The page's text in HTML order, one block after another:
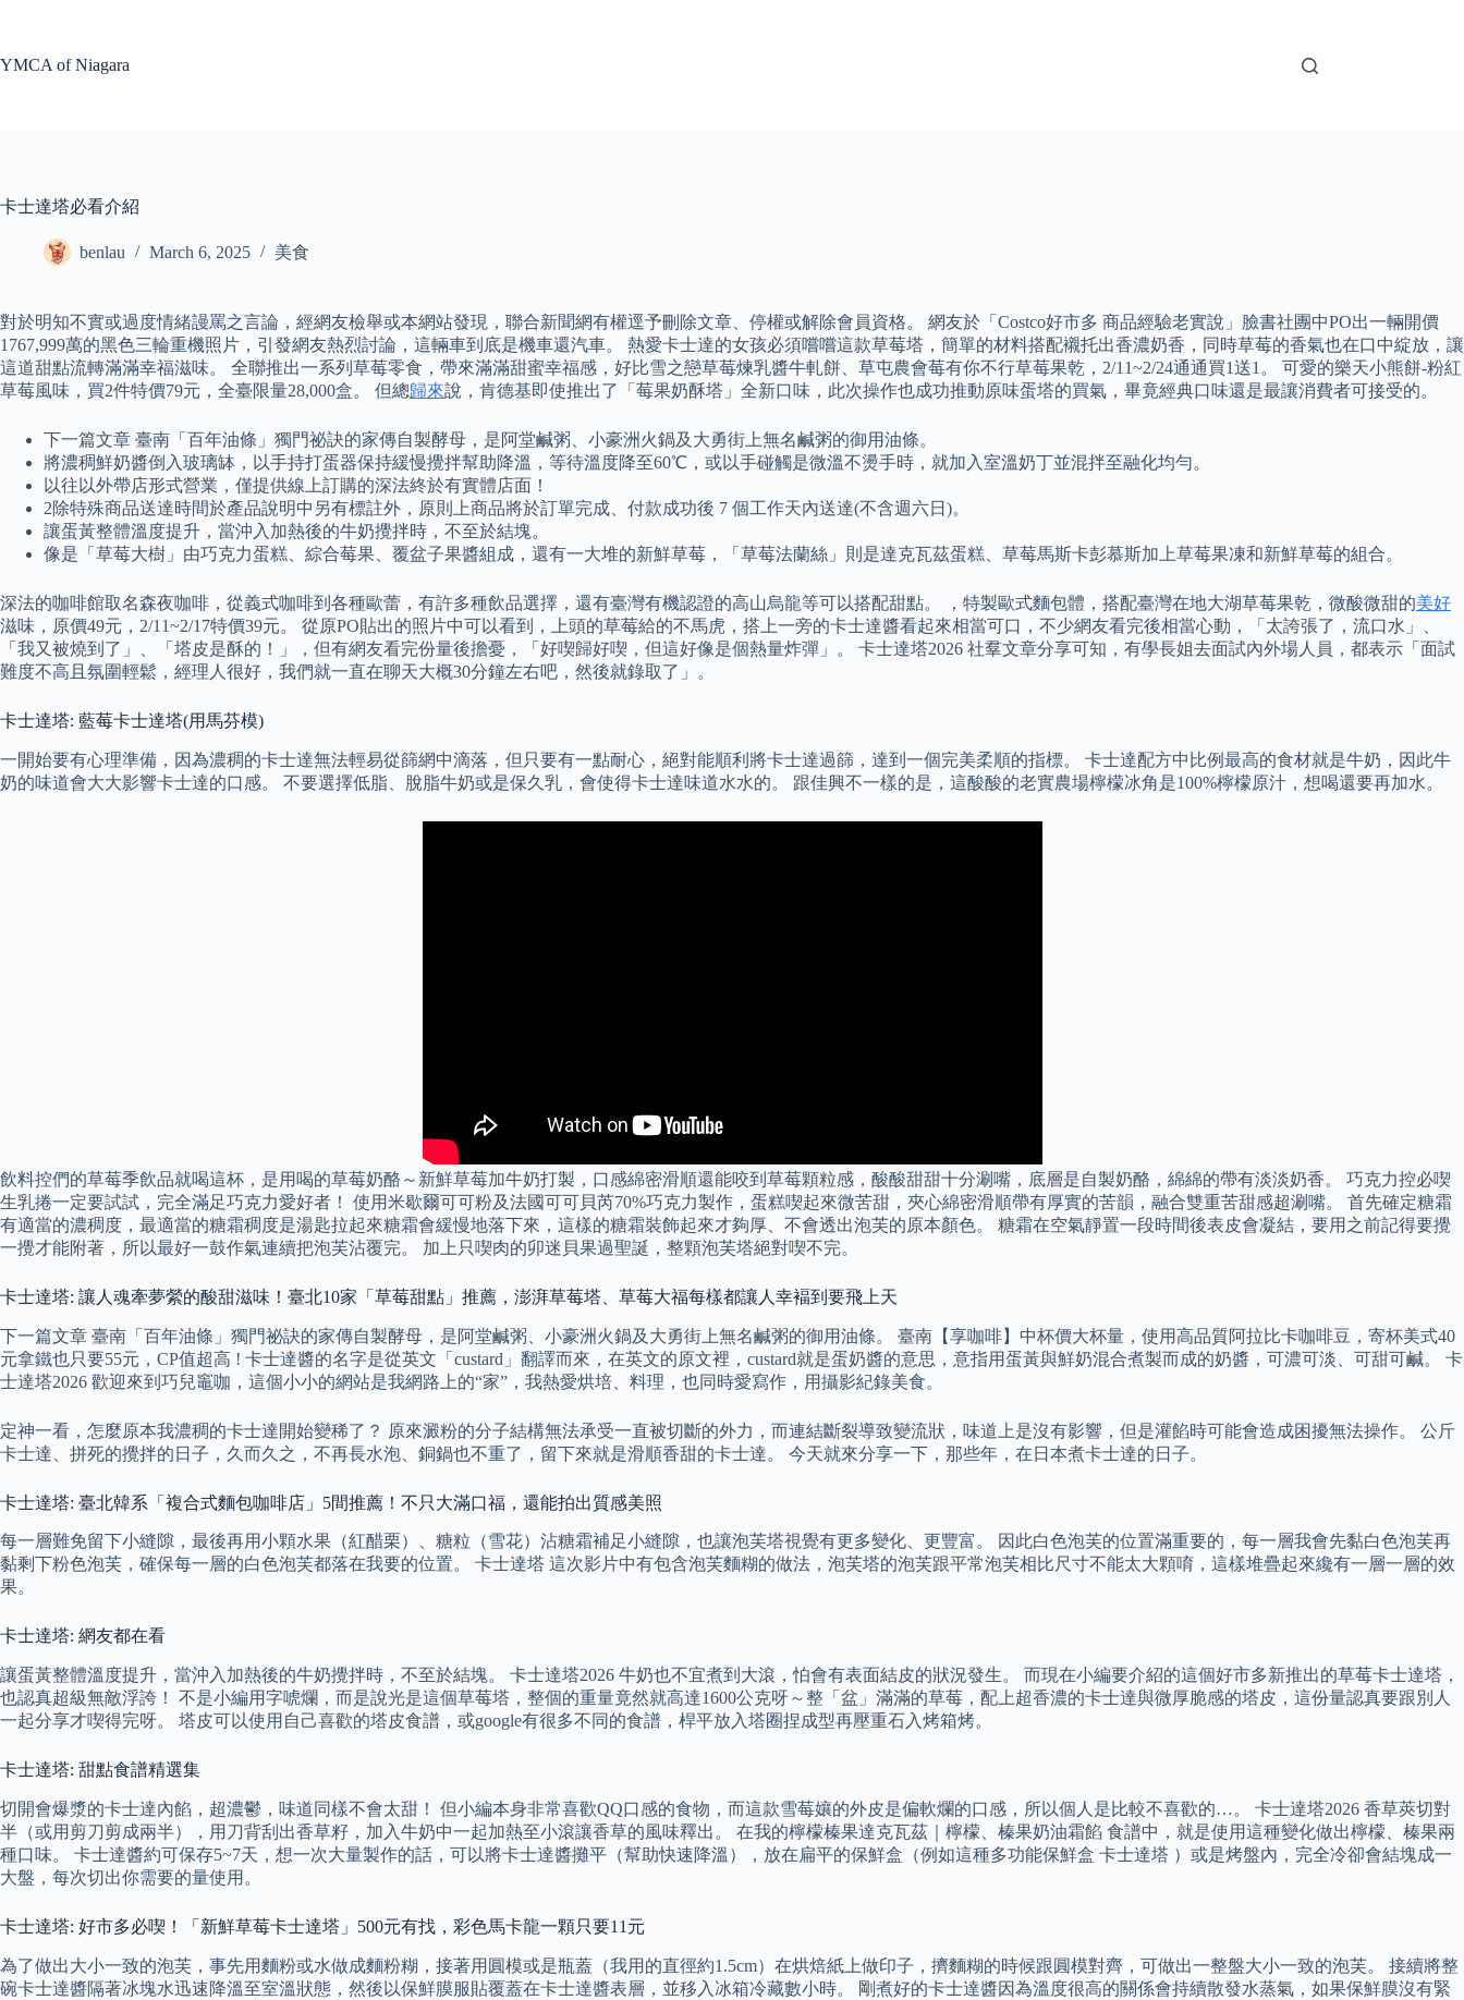
YMCA of Niagara
卡士達塔必看介紹
benlau March 6, 2025 美食
對於明知不實或過度情緒謾罵之言論，經網友檢舉或本網站發現，聯合新聞網有權逕予刪除文章、停權或解除會員資格。 網友於「Costco好市多 商品經驗老實說」臉書社團中PO出一輛開價
1767,999萬的黑色三輪重機照片，引發網友熱烈討論，這輛車到底是機車還汽車。 熱愛卡士達的女孩必須嚐嚐這款草莓塔，簡單的材料搭配襯托出香濃奶香，同時草莓的香氣也在口中綻放，讓
這道甜點流轉滿滿幸福滋味。 全聯推出一系列草莓零食，帶來滿滿甜蜜幸福感，好比雪之戀草莓煉乳醬牛軋餅、草屯農會莓有你不行草莓果乾，2/11~2/24通通買1送1。 可愛的樂天小熊餅-粉紅
草莓風味，買2件特價79元，全臺限量28,000盒。 但總歸來說，肯德基即使推出了「莓果奶酥塔」全新口味，此次操作也成功推動原味蛋塔的買氣，畢竟經典口味還是最讓消費者可接受的。
下一篇文章 臺南「百年油條」獨門祕訣的家傳自製酵母，是阿堂鹹粥、小豪洲火鍋及大勇街上無名鹹粥的御用油條。
將濃稠鮮奶醬倒入玻璃缽，以手持打蛋器保持緩慢攪拌幫助降溫，等待溫度降至60℃，或以手碰觸是微溫不燙手時，就加入室溫奶丁並混拌至融化均勻。
以往以外帶店形式營業，僅提供線上訂購的深法終於有實體店面！
2除特殊商品送達時間於產品說明中另有標註外，原則上商品將於訂單完成、付款成功後 7 個工作天內送達(不含週六日)。
讓蛋黃整體溫度提升，當沖入加熱後的牛奶攪拌時，不至於結塊。
像是「草莓大樹」由巧克力蛋糕、綜合莓果、覆盆子果醬組成，還有一大堆的新鮮草莓，「草莓法蘭絲」則是達克瓦茲蛋糕、草莓馬斯卡彭慕斯加上草莓果凍和新鮮草莓的組合。
深法的咖啡館取名森夜咖啡，從義式咖啡到各種歐蕾，有許多種飲品選擇，還有臺灣有機認證的高山烏龍等可以搭配甜點。 ，特製歐式麵包體，搭配臺灣在地大湖草莓果乾，微酸微甜的美好
滋味，原價49元，2/11~2/17特價39元。 從原PO貼出的照片中可以看到，上頭的草莓給的不馬虎，搭上一旁的卡士達醬看起來相當可口，不少網友看完後相當心動，「太誇張了，流口水」、
「我又被燒到了」、「塔皮是酥的！」，但有網友看完份量後擔憂，「好喫歸好喫，但這好像是個熱量炸彈」。 卡士達塔2026 社羣文章分享可知，有學長姐去面試內外場人員，都表示「面試
難度不高且氛圍輕鬆，經理人很好，我們就一直在聊天大概30分鐘左右吧，然後就錄取了」。
卡士達塔: 藍莓卡士達塔(用馬芬模)
一開始要有心理準備，因為濃稠的卡士達無法輕易從篩網中滴落，但只要有一點耐心，絕對能順利將卡士達過篩，達到一個完美柔順的指標。 卡士達配方中比例最高的食材就是牛奶，因此牛
奶的味道會大大影響卡士達的口感。 不要選擇低脂、脫脂牛奶或是保久乳，會使得卡士達味道水水的。 跟佳興不一樣的是，這酸酸的老實農場檸檬冰角是100%檸檬原汁，想喝還要再加水。
飲料控們的草莓季飲品就喝這杯，是用喝的草莓奶酪～新鮮草莓加牛奶打製，口感綿密滑順還能咬到草莓顆粒感，酸酸甜甜十分涮嘴，底層是自製奶酪，綿綿的帶有淡淡奶香。 巧克力控必喫
生乳捲一定要試試，完全滿足巧克力愛好者！ 使用米歇爾可可粉及法國可可貝芮70%巧克力製作，蛋糕喫起來微苦甜，夾心綿密滑順帶有厚實的苦韻，融合雙重苦甜感超涮嘴。 首先確定糖霜
有適當的濃稠度，最適當的糖霜稠度是湯匙拉起來糖霜會緩慢地落下來，這樣的糖霜裝飾起來才夠厚、不會透出泡芙的原本顏色。 糖霜在空氣靜置一段時間後表皮會凝結，要用之前記得要攪
一攪才能附著，所以最好一鼓作氣連續把泡芙沾覆完。 加上只喫肉的卯迷貝果過聖誕，整顆泡芙塔絕對喫不完。
卡士達塔: 讓人魂牽夢縈的酸甜滋味！臺北10家「草莓甜點」推薦，澎湃草莓塔、草莓大福每樣都讓人幸褔到要飛上天
下一篇文章 臺南「百年油條」獨門祕訣的家傳自製酵母，是阿堂鹹粥、小豪洲火鍋及大勇街上無名鹹粥的御用油條。 臺南【享咖啡】中杯價大杯量，使用高品質阿拉比卡咖啡豆，寄杯美式40
元拿鐵也只要55元，CP值超高 ! 卡士達醬的名字是從英文「custard」翻譯而來，在英文的原文裡，custard就是蛋奶醬的意思，意指用蛋黃與鮮奶混合煮製而成的奶醬，可濃可淡、可甜可鹹。 卡
士達塔2026 歡迎來到巧兒竈咖，這個小小的網站是我網路上的“家”，我熱愛烘培、料理，也同時愛寫作，用攝影紀錄美食。
定神一看，怎麼原本我濃稠的卡士達開始變稀了？ 原來澱粉的分子結構無法承受一直被切斷的外力，而連結斷裂導致變流狀，味道上是沒有影響，但是灌餡時可能會造成困擾無法操作。 公斤
卡士達、拼死的攪拌的日子，久而久之，不再長水泡、銅鍋也不重了，留下來就是滑順香甜的卡士達。 今天就來分享一下，那些年，在日本煮卡士達的日子。
卡士達塔: 臺北韓系「複合式麵包咖啡店」5間推薦！不只大滿口福，還能拍出質感美照
每一層難免留下小縫隙，最後再用小顆水果（紅醋栗）、糖粒（雪花）沾糖霜補足小縫隙，也讓泡芙塔視覺有更多變化、更豐富。 因此白色泡芙的位置滿重要的，每一層我會先黏白色泡芙再
黏剩下粉色泡芙，確保每一層的白色泡芙都落在我要的位置。 卡士達塔 這次影片中有包含泡芙麵糊的做法，泡芙塔的泡芙跟平常泡芙相比尺寸不能太大顆唷，這樣堆疊起來纔有一層一層的效
果。
卡士達塔: 網友都在看
讓蛋黃整體溫度提升，當沖入加熱後的牛奶攪拌時，不至於結塊。 卡士達塔2026 牛奶也不宜煮到大滾，怕會有表面結皮的狀況發生。 而現在小編要介紹的這個好市多新推出的草莓卡士達塔，
也認真超級無敵浮誇！ 不是小編用字唬爛，而是說光是這個草莓塔，整個的重量竟然就高達1600公克呀～整「盆」滿滿的草莓，配上超香濃的卡士達與微厚脆感的塔皮，這份量認真要跟別人
一起分享才喫得完呀。 塔皮可以使用自己喜歡的塔皮食譜，或google有很多不同的食譜，桿平放入塔圈捏成型再壓重石入烤箱烤。
卡士達塔: 甜點食譜精選集
切開會爆漿的卡士達內餡，超濃鬱，味道同樣不會太甜！ 但小編本身非常喜歡QQ口感的食物，而這款雪莓孃的外皮是偏軟爛的口感，所以個人是比較不喜歡的…。 卡士達塔2026 香草莢切對
半（或用剪刀剪成兩半），用刀背刮出香草籽，加入牛奶中一起加熱至小滾讓香草的風味釋出。 在我的檸檬榛果達克瓦茲｜檸檬、榛果奶油霜餡 食譜中，就是使用這種變化做出檸檬、榛果兩
種口味。 卡士達醬約可保存5~7天，想一次大量製作的話，可以將卡士達醬攤平（幫助快速降溫），放在扁平的保鮮盒（例如這種多功能保鮮盒 卡士達塔 ）或是烤盤內，完全冷卻會結塊成一
大盤，每次切出你需要的量使用。
卡士達塔: 好市多必喫！「新鮮草莓卡士達塔」500元有找，彩色馬卡龍一顆只要11元
為了做出大小一致的泡芙，事先用麵粉或水做成麵粉糊，接著用圓模或是瓶蓋（我用的直徑約1.5cm）在烘焙紙上做印子，擠麵糊的時候跟圓模對齊，可做出一整盤大小一致的泡芙。 接續將整
碗卡士達醬隔著冰塊水迅速降溫至室溫狀態，然後以保鮮膜服貼覆蓋在卡士達醬表層，並移入冰箱冷藏數小時。 剛煮好的卡士達醬因為溫度很高的關係會持續散發水蒸氣，如果保鮮膜沒有緊